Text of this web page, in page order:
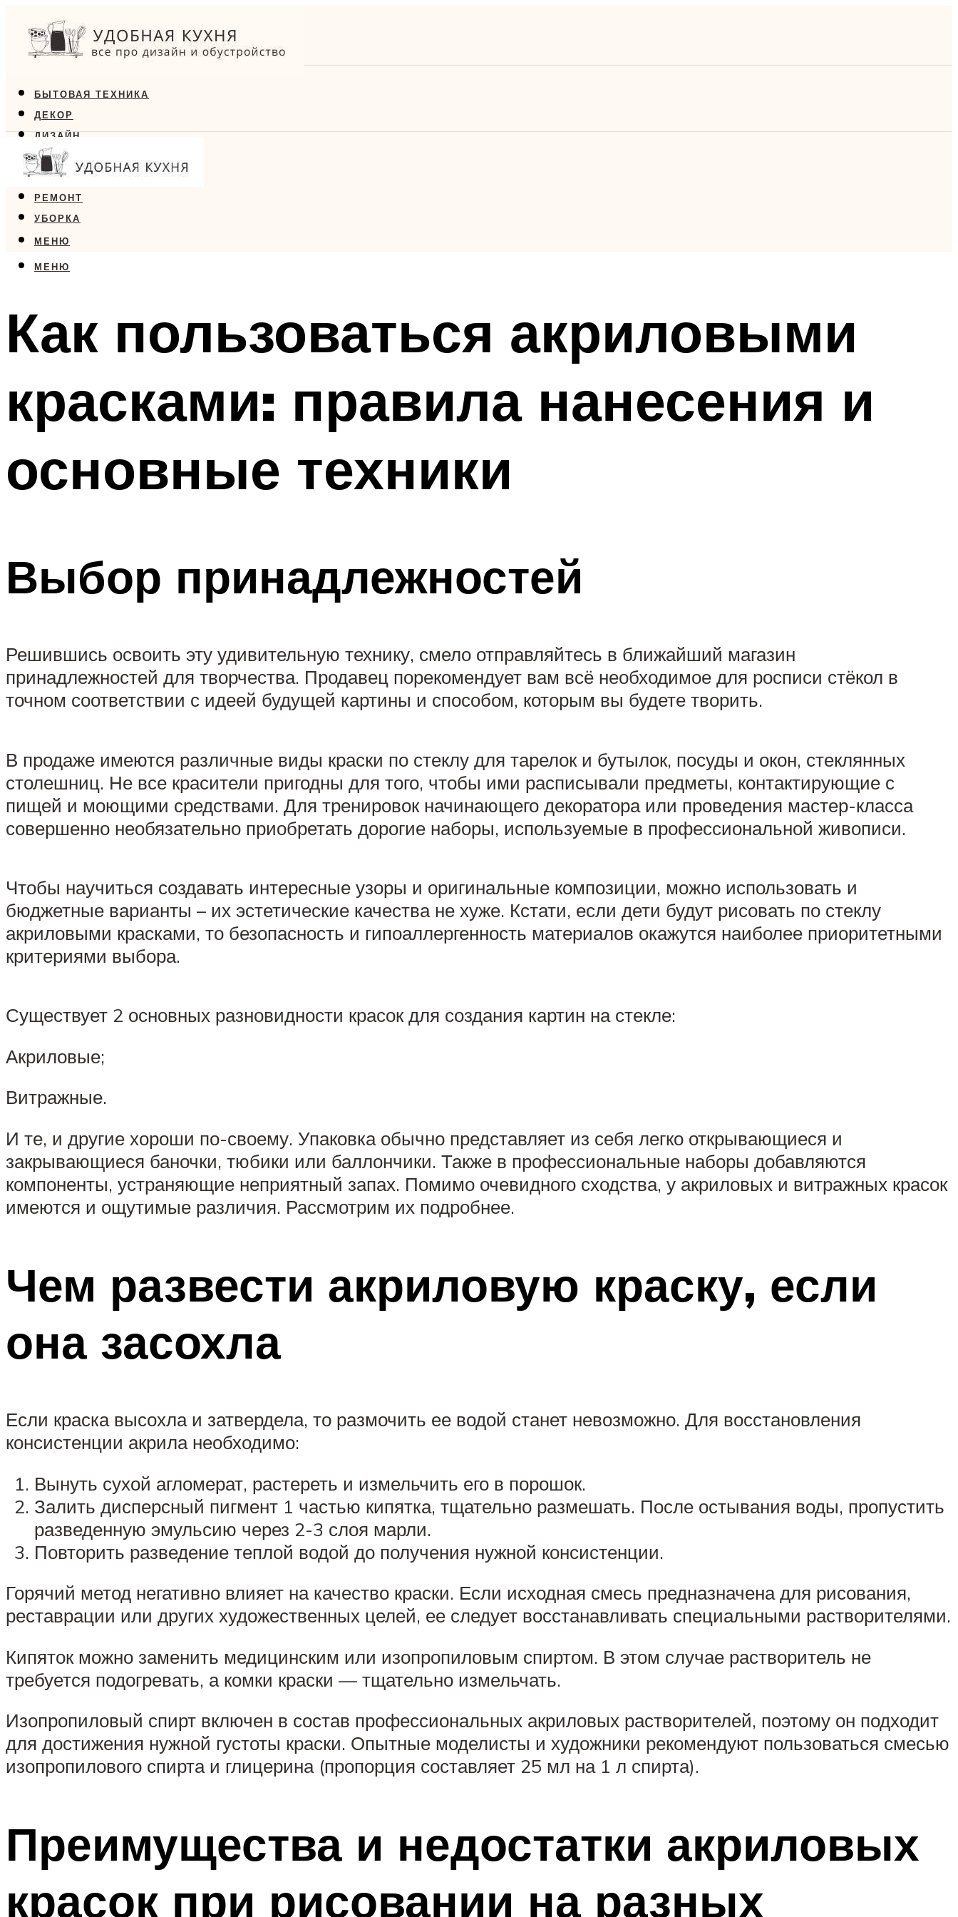
БЫТОВАЯ ТЕХНИКА
ДЕКОР
ДИЗАЙН
ЕДА
МЕБЕЛЬ
РЕМОНТ
УБОРКА
МЕНЮ
МЕНЮ
Как пользоваться акриловыми
красками: правила нанесения и
основные техники
Выбор принадлежностей
Решившись освоить эту удивительную технику, смело отправляйтесь в ближайший магазин
принадлежностей для творчества. Продавец порекомендует вам всё необходимое для росписи стёкол в
точном соответствии с идеей будущей картины и способом, которым вы будете творить.
В продаже имеются различные виды краски по стеклу для тарелок и бутылок, посуды и окон, стеклянных
столешниц. Не все красители пригодны для того, чтобы ими расписывали предметы, контактирующие с
пищей и моющими средствами. Для тренировок начинающего декоратора или проведения мастер-класса
совершенно необязательно приобретать дорогие наборы, используемые в профессиональной живописи.
Чтобы научиться создавать интересные узоры и оригинальные композиции, можно использовать и
бюджетные варианты – их эстетические качества не хуже. Кстати, если дети будут рисовать по стеклу
акриловыми красками, то безопасность и гипоаллергенность материалов окажутся наиболее приоритетными
критериями выбора.
Существует 2 основных разновидности красок для создания картин на стекле:
Акриловые;
Витражные.
И те, и другие хороши по-своему. Упаковка обычно представляет из себя легко открывающиеся и
закрывающиеся баночки, тюбики или баллончики. Также в профессиональные наборы добавляются
компоненты, устраняющие неприятный запах. Помимо очевидного сходства, у акриловых и витражных красок
имеются и ощутимые различия. Рассмотрим их подробнее.
Чем развести акриловую краску, если
она засохла
Если краска высохла и затвердела, то размочить ее водой станет невозможно. Для восстановления
консистенции акрила необходимо:
Вынуть сухой агломерат, растереть и измельчить его в порошок.
Залить дисперсный пигмент 1 частью кипятка, тщательно размешать. После остывания воды, пропустить
разведенную эмульсию через 2-3 слоя марли.
Повторить разведение теплой водой до получения нужной консистенции.
Горячий метод негативно влияет на качество краски. Если исходная смесь предназначена для рисования,
реставрации или других художественных целей, ее следует восстанавливать специальными растворителями.
Кипяток можно заменить медицинским или изопропиловым спиртом. В этом случае растворитель не
требуется подогревать, а комки краски — тщательно измельчать.
Изопропиловый спирт включен в состав профессиональных акриловых растворителей, поэтому он подходит
для достижения нужной густоты краски. Опытные моделисты и художники рекомендуют пользоваться смесью
изопропилового спирта и глицерина (пропорция составляет 25 мл на 1 л спирта).
Преимущества и недостатки акриловых
красок при рисовании на разных